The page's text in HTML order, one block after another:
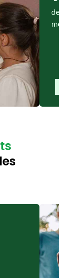
de